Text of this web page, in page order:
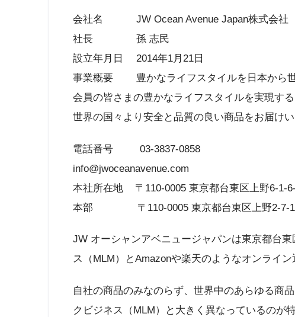
会社名 JW Ocean Avenue Japan株式会社
社長 孫 志民
設立年月日 2014年1月21日
事業概要 豊かなライフスタイルを日本から
会員の皆さまの豊かなライフスタイルを実現す
世界の国々より安全と品質の良い商品をお届けい
電話番号 03-3837-0858
info@jwoceanavenue.com
本社所在地 〒110-0005 東京都台東区上野6-1-
本部 〒110-0005 東京都台東区上野2-7-
JW オーシャンアベニュージャパンは東京都台
ス（MLM）とAmazonや楽天のようなオンライン
自社の商品のみなのらず、世界中のあらゆる商
クビジネス（MLM）と大きく異なっているのが特